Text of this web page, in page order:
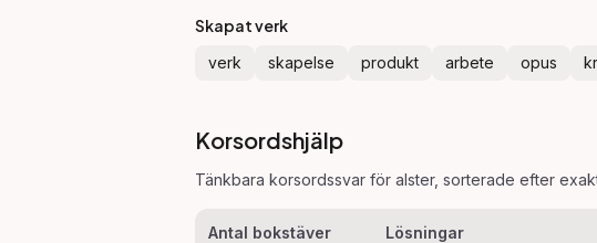
Skapat verk
verk skapelse produkt arbete opus
Korsordshjälp
Tänkbara korsordssvar för alster, sorterade efter
Antal bokstäver Lösningar